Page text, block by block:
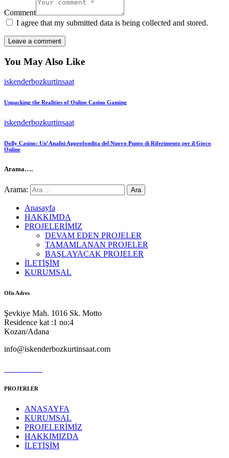
Comment
I agree that my submitted data is being collected and stored.
You May Also Like
iskenderbozkurtinsaat
Unpacking the Realities of Online Casino Gaming
iskenderbozkurtinsaat
Dolly Casino: Un’Analisi Approfondita del Nuovo Punto di Riferimento per il Gioco
Online
Arama….
Arama:
Anasayfa
HAKKIMDA
PROJELERİMİZ
DEVAM EDEN PROJELER
TAMAMLANAN PROJELER
BAŞLAYACAK PROJELER
İLETİŞİM
KURUMSAL
Ofis Adres
Şevkiye Mah. 1016 Sk. Motto
Residence kat :1 no:4
Kozan/Adana
info@iskenderbozkurtinsaat.com
PROJERLER
ANASAYFA
KURUMSAL
PROJELERİMİZ
HAKKIMIZDA
İLETİŞİM